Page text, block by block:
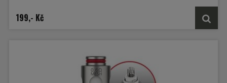
199,- Kč